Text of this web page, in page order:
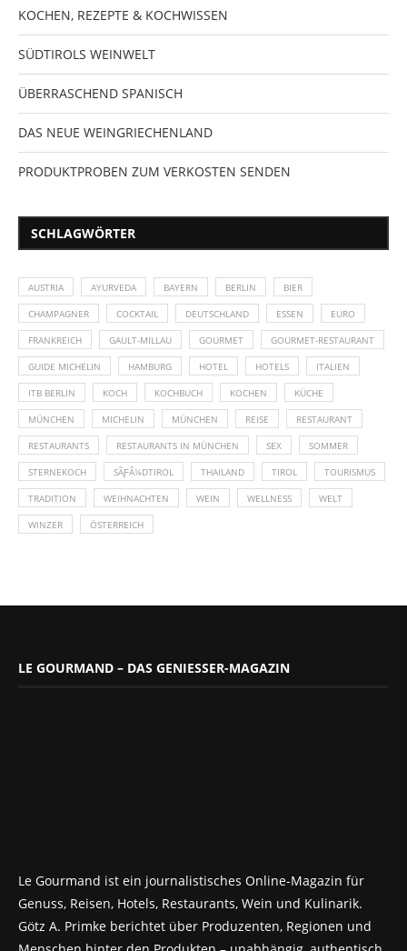
KOCHEN, REZEPTE & KOCHWISSEN
SÜDTIROLS WEINWELT
ÜBERRASCHEND SPANISCH
DAS NEUE WEINGRIECHENLAND
PRODUKTPROBEN ZUM VERKOSTEN SENDEN
SCHLAGWÖRTER
AUSTRIA AYURVEDA BAYERN BERLIN BIER
CHAMPAGNER COCKTAIL DEUTSCHLAND ESSEN EURO
FRANKREICH GAULT-MILLAU GOURMET GOURMET-RESTAURANT
GUIDE MICHELIN HAMBURG HOTEL HOTELS ITALIEN
ITB BERLIN KOCH KOCHBUCH KOCHEN KÜCHE
MÜNCHEN MICHELIN MÜNCHEN REISE RESTAURANT
RESTAURANTS RESTAURANTS IN MÜNCHEN SEX SOMMER
STERNEKOCH SÃƑÂ¼DTIROL THAILAND TIROL TOURISMUS
TRADITION WEIHNACHTEN WEIN WELLNESS WELT
WINZER ÖSTERREICH
LE GOURMAND – DAS GENIESSER-MAGAZIN
Le Gourmand ist ein journalistisches Online-Magazin für
Genuss, Reisen, Hotels, Restaurants, Wein und Kulinarik.
Götz A. Primke berichtet über Produzenten, Regionen und